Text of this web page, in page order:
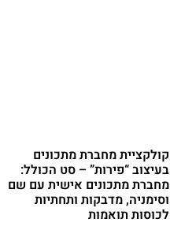
קולקציית מחברת מתכונים
בעיצוב “פירות” – סט הכולל:
מחברת מתכונים אישית עם שם
וסימניה, מדבקות ותחתיות
לכוסות תואמות